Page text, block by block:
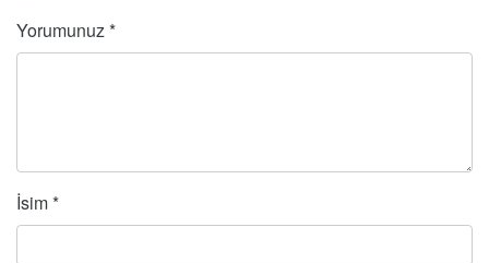
Yorumunuz*
İsim*